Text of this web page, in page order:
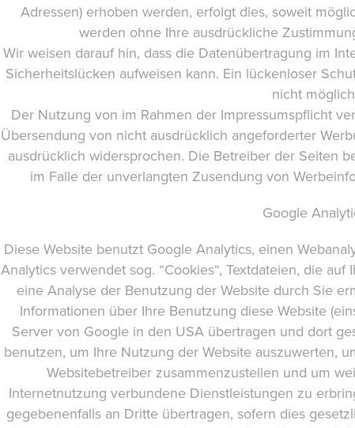
Adressen) erhoben werden, erfolgt dies, soweit
werden ohne Ihre ausdrückliche
Wir weisen darauf hin, dass die Datenübertragung im
Sicherheitslücken aufweisen kann. Ein lückenloser
nicht
Der Nutzung von im Rahmen der Impressumspflicht
Übersendung von nicht ausdrücklich angeforderter
ausdrücklich widersprochen. Die Betreiber der Seiten
im Falle der unverlangten Zusendung von
Google
Diese Website benutzt Google Analytics, einen
Analytics verwendet sog. “Cookies“, Textdateien, die
eine Analyse der Benutzung der Website durch Sie
Informationen über Ihre Benutzung diese Website
Server von Google in den USA übertragen und dort
benutzen, um Ihre Nutzung der Website auszuwerten,
Websitebetreiber zusammenzustellen und um
Internetnutzung verbundene Dienstleistungen zu
gegebenenfalls an Dritte übertragen, sofern dies